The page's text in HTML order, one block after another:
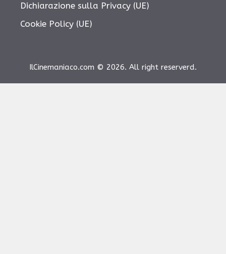
Dichiarazione sulla Privacy (UE)
Cookie Policy (UE)
IlCinemaniaco.com © 2026. All right reserverd.